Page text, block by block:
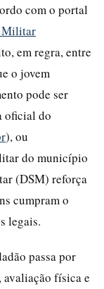
com o portal
Militar
em regra, entre
o jovem
pode ser
oficial do
), ou
do município
(DSM) reforça
cumpram o
legais.
passa por
avaliação física e